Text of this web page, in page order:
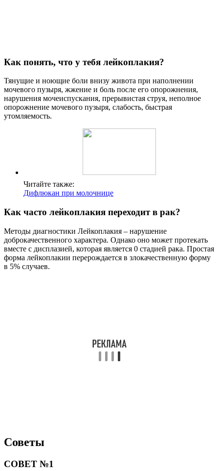
Как понять, что у тебя лейкоплакия?
Тянущие и ноющие боли внизу живота при наполнении
мочевого пузыря, жжение и боль после его опорожнения,
нарушения мочеиспускания, прерывистая струя, неполное
опорожнение мочевого пузыря, слабость, быстрая
утомляемость.
Читайте также:
Дифлюкан при молочнице
Как часто лейкоплакия переходит в рак?
Методы диагностики Лейкоплакия – нарушение
доброкачественного характера. Однако оно может протекать
вместе с дисплазией, которая является 0 стадией рака. Простая
форма лейкоплакии перерождается в злокачественную форму
в 5% случаев.
Советы
СОВЕТ №1